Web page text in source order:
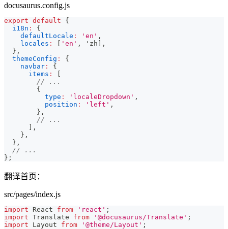
docusaurus.config.js
export default
{
i18n :
{
defaultLocale : 'en' ,
locales : [ 'en' , 'zh ] ,
} ,
themeConfig :
{
navbar :
{
items :
[
// ...
{
type : 'localeDropdown' ,
position : 'left' ,
} ,
// ...
] ,
} ,
} ,
// ...
} ;
翻译首页：
src/pages/index.js
import React from 'react' ;
import Translate from '@docusaurus/Translate' ;
import
Layout from '@theme/Layout' ;